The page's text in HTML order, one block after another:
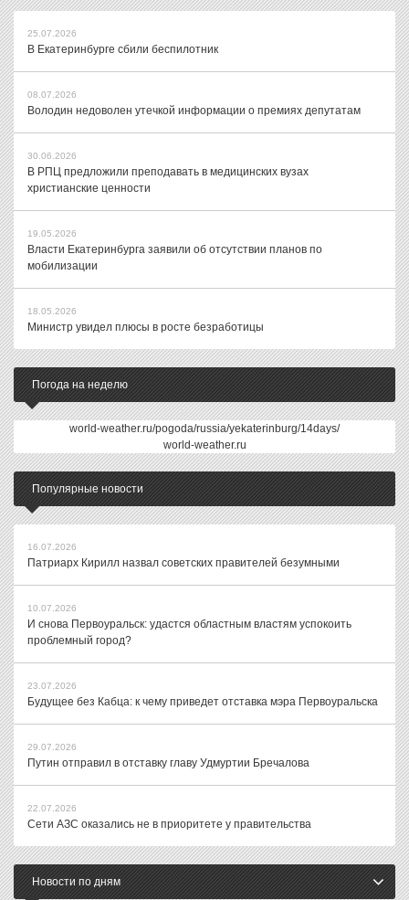
25.07.2026
В Екатеринбурге сбили беспилотник
08.07.2026
Володин недоволен утечкой информации о премиях депутатам
30.06.2026
В РПЦ предложили преподавать в медицинских вузах
христианские ценности
19.05.2026
Власти Екатеринбурга заявили об отсутствии планов по
мобилизации
18.05.2026
Министр увидел плюсы в росте безработицы
Погода на неделю
world-weather.ru/pogoda/russia/yekaterinburg/14days/
world-weather.ru
Популярные новости
16.07.2026
Патриарх Кирилл назвал советских правителей безумными
10.07.2026
И снова Первоуральск: удастся областным властям успокоить
проблемный город?
23.07.2026
Будущее без Кабца: к чему приведет отставка мэра Первоуральска
29.07.2026
Путин отправил в отставку главу Удмуртии Бречалова
22.07.2026
Сети АЗС оказались не в приоритете у правительства
Новости по дням